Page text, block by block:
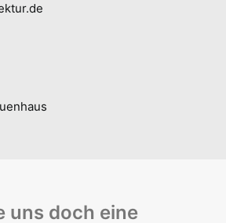
uns doch eine